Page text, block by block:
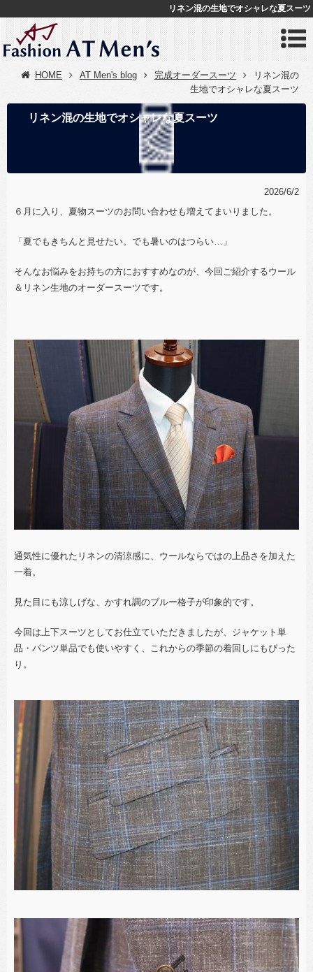
リネン混の生地でオシャレな夏スーツ
HOME AT Men's blog 完成オーダースーツ
リネン混の
生地でオシャレな夏スーツ
リネン混の生地でオシャレな夏スーツ
2026/6/2
６月に入り、夏物スーツのお問い合わせも増えてまいりました。
「夏でもきちんと見せたい。でも暑いのはつらい…」
そんなお悩みをお持ちの方におすすめなのが、今回ご紹介するウール
＆リネン生地のオーダースーツです。
通気性に優れたリネンの清涼感に、ウールならではの上品さを加えた
一着。
見た目にも涼しげな、かすれ調のブルー格子が印象的です。
今回は上下スーツとしてお仕立ていただきましたが、ジャケット単
品・パンツ単品でも使いやすく、これからの季節の着回しにもぴった
り。